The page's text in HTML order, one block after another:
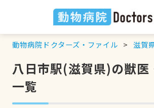
動物病院ドクターズ・ファイル 滋賀
八日市駅(滋賀県)の獣医
一覧